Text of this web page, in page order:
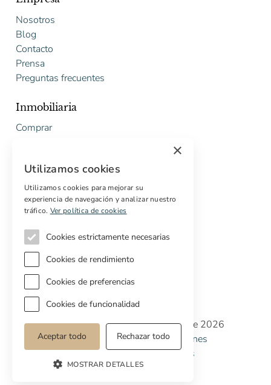
Nosotros
Blog
Contacto
Prensa
Preguntas frecuentes
Inmobiliaria
Comprar
Presupuesto gratuito de rehabilitación
Servicios
Marketing digital
Propiedades off-market
Servicios para compradores
Copyright © Cottage Properties Real Estate 2026
Política de Privacidad
Terminos y Condiciones
Política de CookiesPreferencias de cookies
×
Utilizamos cookies
Utilizamos cookies para mejorar su
experiencia de navegación y analizar nuestro
tráfico. Ver política de cookies
Cookies estrictamente necesarias
Cookies de rendimiento
Cookies de preferencias
Cookies de funcionalidad
Aceptar todo Rechazar todo
MOSTRAR DETALLES